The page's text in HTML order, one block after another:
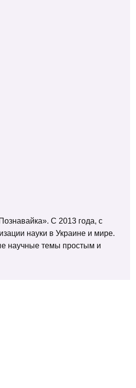
С 2013 года, с
науки в Украине и мире.
научные темы простым и